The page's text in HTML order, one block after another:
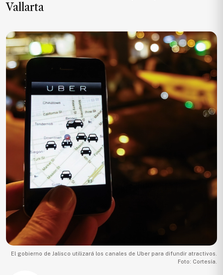
Jalisco
Nacional
Internacional
Opinión
Deportes
Cultura
Turismo
Ecología
Movilidad
Seguridad
Educación
Salud
Política
Vallarta
El gobierno de Jalisco utilizará los canales de Uber para difundir atractivos.
Foto: Cortesía.